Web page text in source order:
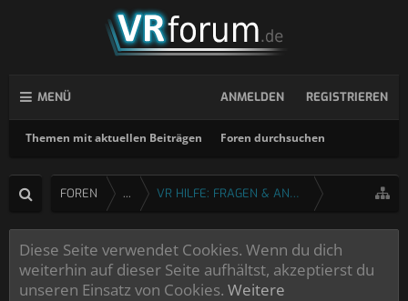
MENÜ
Themen mit aktuellen Beiträgen Foren durchsuchen
ANMELDEN REGISTRIEREN
FOREN ... VR HILFE: FRAGEN & ANTWORTEN
Diese Seite verwendet Cookies. Wenn du dich
weiterhin auf dieser Seite aufhältst, akzeptierst du
unseren Einsatz von Cookies. Weitere